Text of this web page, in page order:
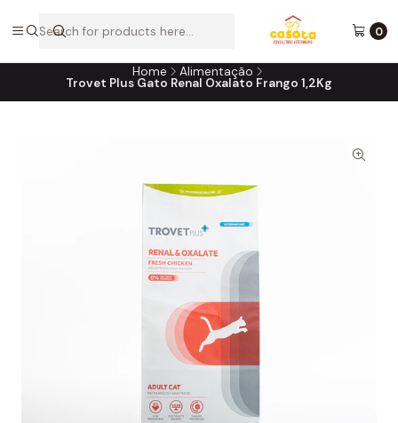
0
A loja online do consultório do seu melhor amigo!
Home Alimentação
Trovet Plus Gato Renal Oxalato Frango 1,2Kg